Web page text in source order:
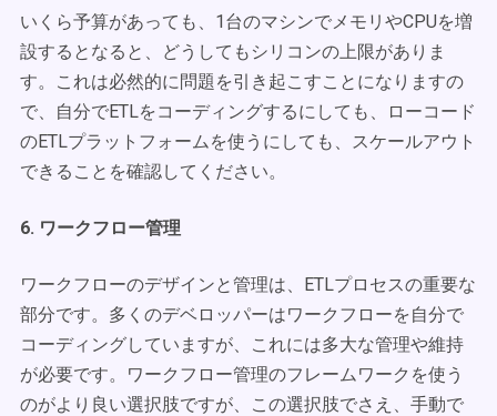
いくら予算があっても、1台のマシンでメモリやCPUを増
設するとなると、どうしてもシリコンの上限がありま
す。これは必然的に問題を引き起こすことになりますの
で、自分でETLをコーディングするにしても、ローコード
のETLプラットフォームを使うにしても、スケールアウト
できることを確認してください。
6. ワークフロー管理
ワークフローのデザインと管理は、ETLプロセスの重要な
部分です。多くのデベロッパーはワークフローを自分で
コーディングしていますが、これには多大な管理や維持
が必要です。ワークフロー管理のフレームワークを使う
のがより良い選択肢ですが、この選択肢でさえ、手動で